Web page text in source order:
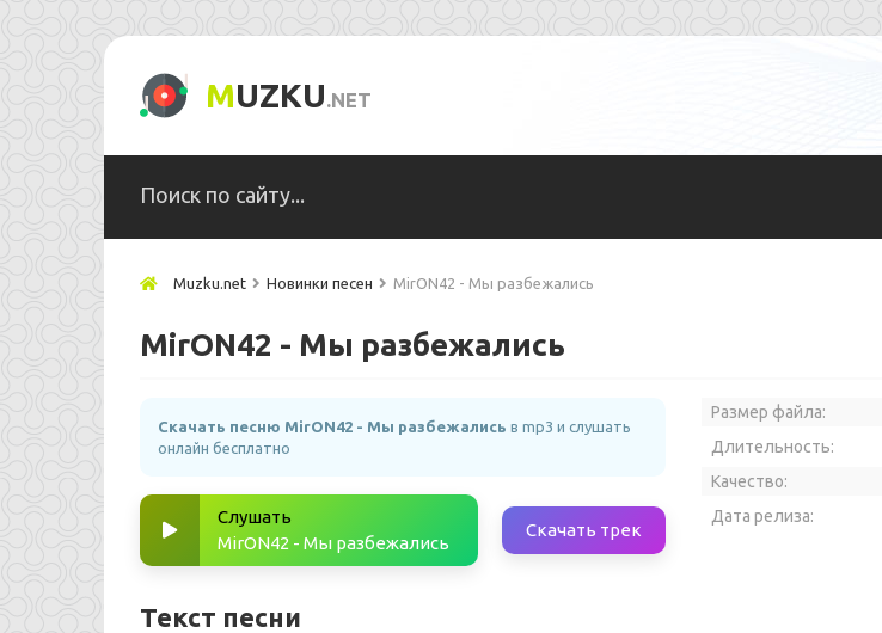
MUZKU.NET
Muzku.net Новинки песен MirON42 - Мы разбежались
MirON42 - Мы разбежались
Скачать песню MirON42 - Мы разбежались в mp3 и слушать
онлайн бесплатно
Слушать
MirON42 - Мы разбежались
Скачать трек
Размер файла:
Длительность:
Качество:
Дата релиза:
Текст песни